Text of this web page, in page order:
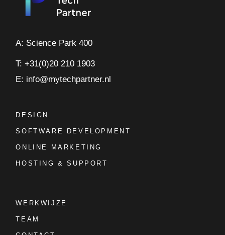
A: Science Park 400
T: +31(0)20 210 1903
E: info@mytechpartner.nl
DESIGN
SOFTWARE DEVELOPMENT
ONLINE MARKETING
HOSTING & SUPPORT
WERKWIJZE
TEAM